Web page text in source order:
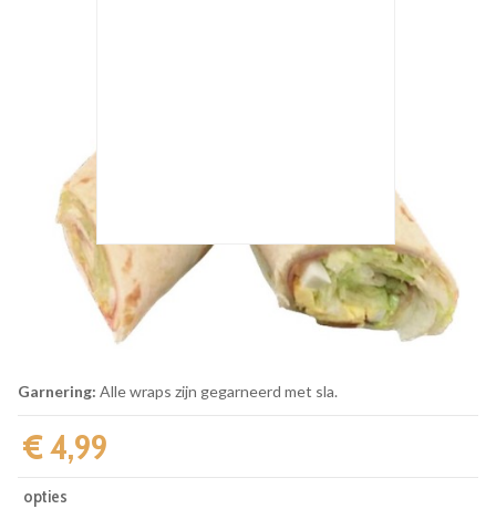
Garnering: Alle wraps zijn gegarneerd met sla.
€ 4,99‎
opties